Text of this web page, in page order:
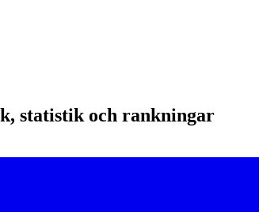
statistik och rankningar